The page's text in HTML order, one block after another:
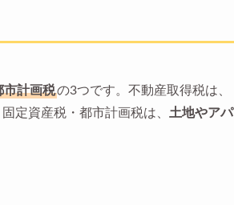
市計画税の3つです。不動産取得税は、
定資産税・都市計画税は、 土地やアパ